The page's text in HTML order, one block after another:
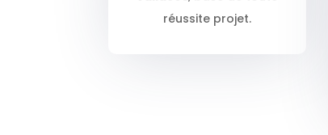
réussite projet.